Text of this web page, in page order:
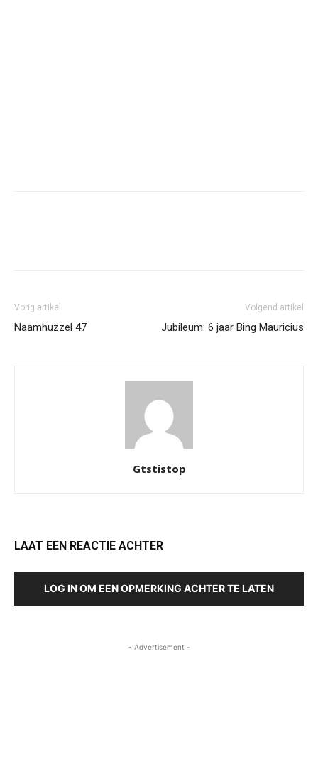
Vorig artikel
Naamhuzzel 47
Volgend artikel
Jubileum: 6 jaar Bing Mauricius
Gtstistop
LAAT EEN REACTIE ACHTER
LOG IN OM EEN OPMERKING ACHTER TE LATEN
- Advertisement -